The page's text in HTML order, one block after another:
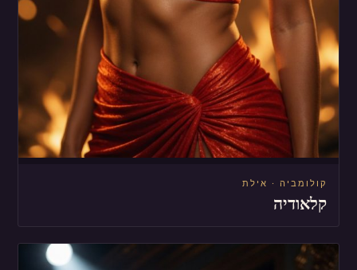
קולומביה · אילת
קלאודיה